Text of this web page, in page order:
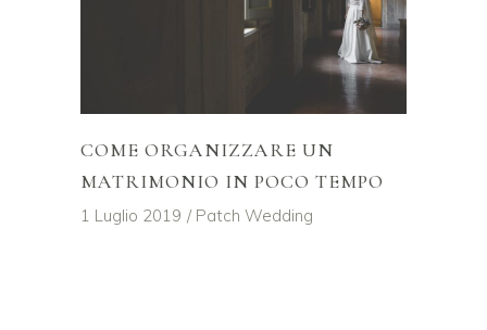
COME ORGANIZZARE UN
MATRIMONIO IN POCO TEMPO
1 Luglio 2019 Patch Wedding